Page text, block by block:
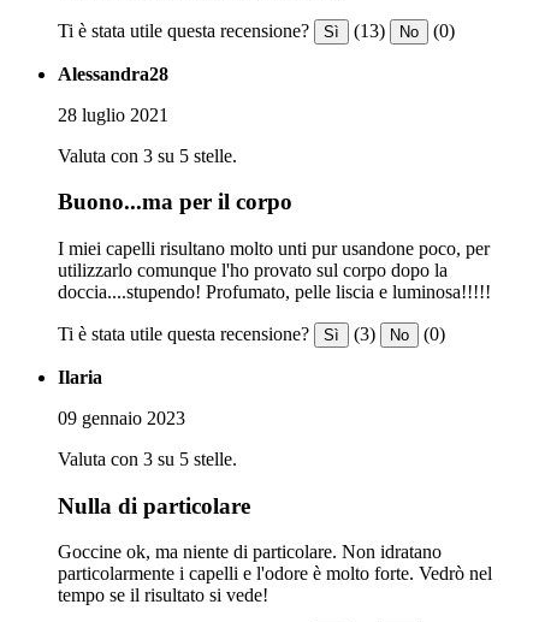
Ti è stata utile questa recensione? Sì (13) No (0)
Alessandra28
28 luglio 2021
Valuta con 3 su 5 stelle.
Buono...ma per il corpo
I miei capelli risultano molto unti pur usandone poco, per
utilizzarlo comunque l'ho provato sul corpo dopo la
doccia....stupendo! Profumato, pelle liscia e luminosa!!!!!
Ti è stata utile questa recensione? Sì (3) No (0)
Ilaria
09 gennaio 2023
Valuta con 3 su 5 stelle.
Nulla di particolare
Goccine ok, ma niente di particolare. Non idratano
particolarmente i capelli e l'odore è molto forte. Vedrò nel
tempo se il risultato si vede!